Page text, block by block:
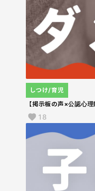
【掲示板の声×公認心
しつけ/育児
18